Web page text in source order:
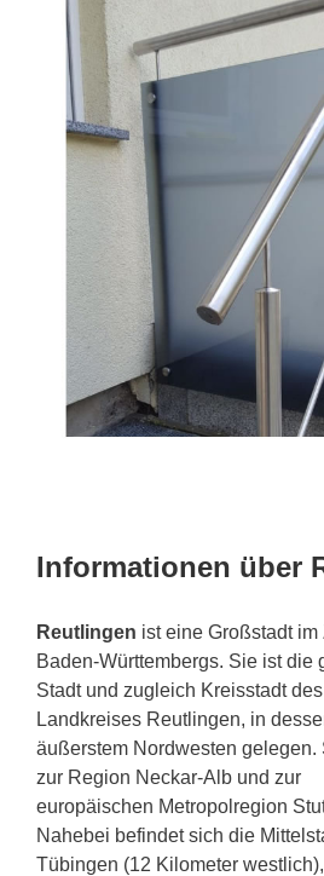
Informationen über
Reutlingen ist eine Großstadt im
Baden-Württembergs. Sie ist die
Stadt und zugleich Kreisstadt des
Landkreises Reutlingen, in
äußerstem Nordwesten gelegen.
zur Region Neckar-Alb und zur
europäischen Metropolregion
Nahebei befindet sich die
Tübingen (12 Kilometer